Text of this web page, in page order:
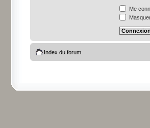
Me
Index du forum